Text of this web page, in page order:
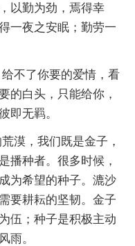
以勤为劲，焉得幸
一夜之安眠；勤劳一
不了你要的爱情，看
的白头，只能给你，
即无羁。
漠，我们既是金子，
播种者。很多时候，
为希望的种子。漉沙
要耕耘的坚韧。金子
伍；种子是积极主动
雨。